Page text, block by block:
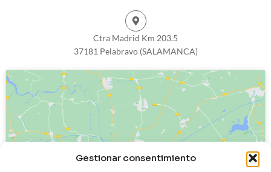
Gestionar consentimiento
Ctra Madrid Km 203.5
37181 Pelabravo (SALAMANCA)
Haz clic para aceptar cookies de